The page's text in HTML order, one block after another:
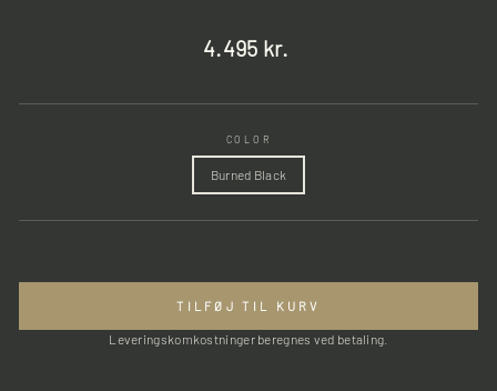
Normalpris
4.495 kr.
COLOR
Burned Black
TILFØJ TIL KURV
Leveringskomkostninger beregnes ved betaling.